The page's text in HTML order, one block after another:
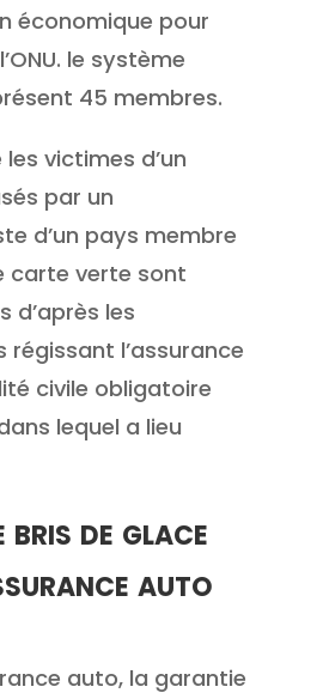
économique pour
le système
45 membres.
victimes d’un
par un
d’un pays membre
carte verte sont
d’après les
régissant l’assurance
civile obligatoire
lequel a lieu
de glace
auto
auto, la garantie